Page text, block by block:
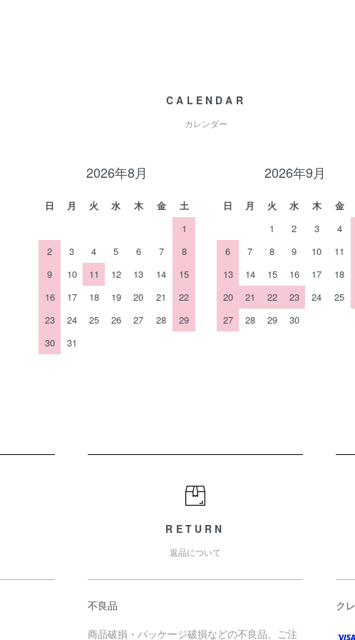
CALENDAR
カレンダー
2026年8月
日 月 火 水 木 金
土
1
2
3 4 5 6 7
8
9
10 11 12 13 14
15
16
17 18 19 20 21
22
23
24 25 26 27 28
29
30
31
2026年9月
日 月 火 水 木 金
1
2 3 4
6
7 8 9 10 11
13
14 15 16 17 18
20
21 22 23 24 25
27
28 29 30
RETURN
返品について
不良品
商品破損・パッケージ破損などの不良品、ご注
ク